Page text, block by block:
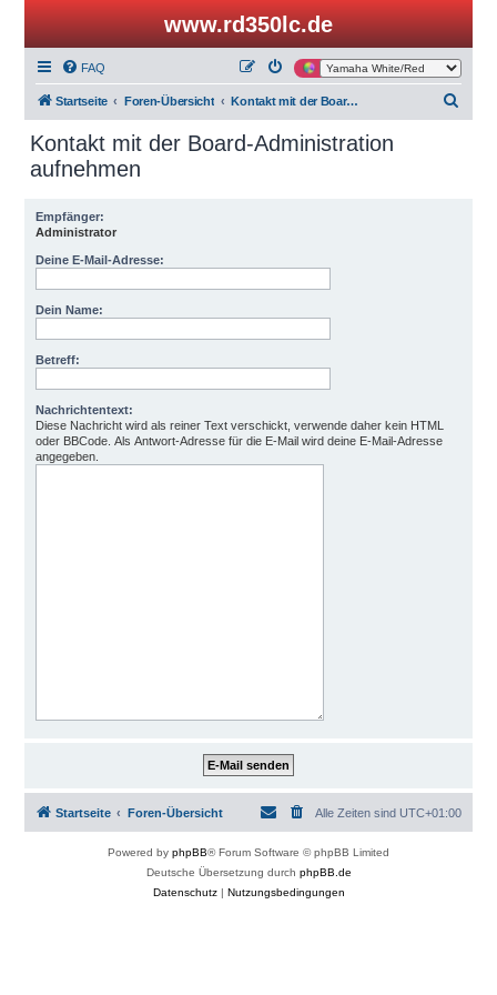
www.rd350lc.de
FAQ
Startseite Foren-Übersicht Kontakt mit der Board-Administration aufnehmen
Kontakt mit der Board-Administration
aufnehmen
Empfänger:
Administrator
Deine E-Mail-Adresse:
Dein Name:
Betreff:
Nachrichtentext:
Diese Nachricht wird als reiner Text verschickt, verwende daher kein HTML
oder BBCode. Als Antwort-Adresse für die E-Mail wird deine E-Mail-Adresse
angegeben.
Startseite Foren-Übersicht Alle Zeiten sind UTC+01:00
Powered by phpBB® Forum Software © phpBB Limited
Deutsche Übersetzung durch phpBB.de
Datenschutz| Nutzungsbedingungen